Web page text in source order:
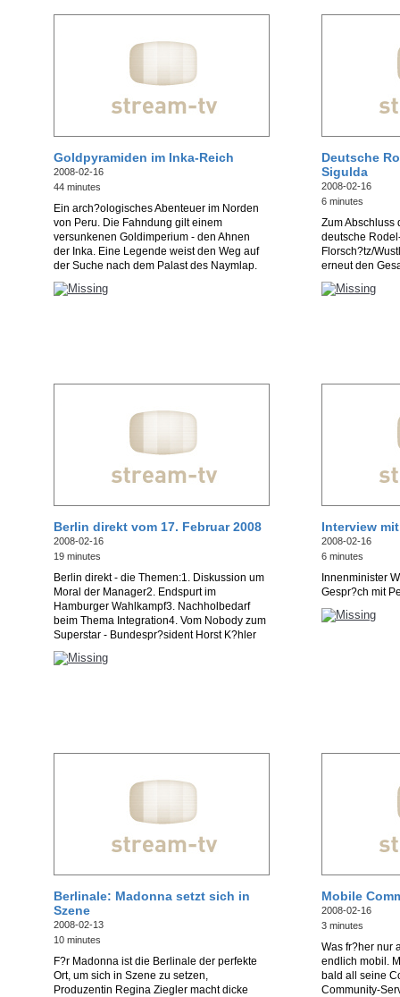
Goldpyramiden im Inka-Reich
2008-02-16
44 minutes
Ein arch?ologisches Abenteuer im Norden
von Peru. Die Fahndung gilt einem
versunkenen Goldimperium - den Ahnen
der Inka. Eine Legende weist den Weg auf
der Suche nach dem Palast des Naymlap.
Deutsche
Sigulda
2008-02-16
6 minutes
Zum Abschluss
deutsche
Florsch?tz/
erneut den
Berlin direkt vom 17. Februar 2008
2008-02-16
19 minutes
Berlin direkt - die Themen:1. Diskussion um
Moral der Manager2. Endspurt im
Hamburger Wahlkampf3. Nachholbedarf
beim Thema Integration4. Vom Nobody zum
Superstar - Bundespr?sident Horst K?hler
Interview
2008-02-16
6 minutes
Innenminister
Gespr?ch mit
Berlinale: Madonna setzt sich in
Szene
2008-02-13
10 minutes
F?r Madonna ist die Berlinale der perfekte
Ort, um sich in Szene zu setzen,
Produzentin Regina Ziegler macht dicke
Mobile
2008-02-16
3 minutes
Was fr?her nur
endlich mobil.
bald all seine
Community-